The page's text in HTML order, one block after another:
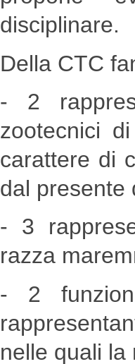
disciplinare.
Della CTC
- 2
zootecnici
carattere di
dal presente
- 3
razza
- 2
nelle quali la